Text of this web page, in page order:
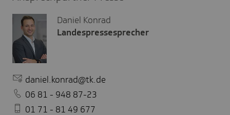
Daniel Konrad
Landespressesprecher
daniel.konrad@tk.de
06 81 - 948 87-23
01 71 - 81 49 677